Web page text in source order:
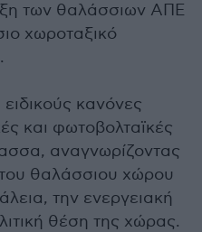
των θαλάσσιων ΑΠΕ
χωροταξικό
κανόνες
και φωτοβολταϊκές
αναγνωρίζοντας
θαλάσσιου χώρου
την ενεργειακή
θέση της χώρας.